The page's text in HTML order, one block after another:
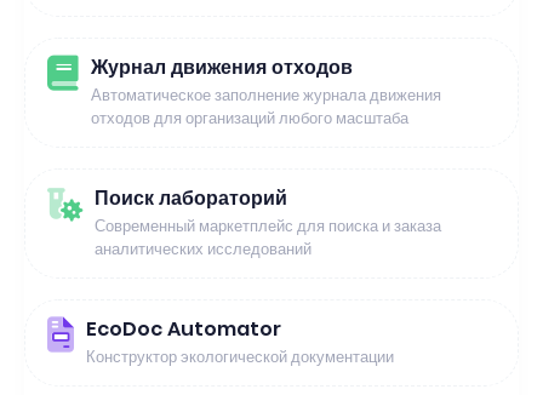
Журнал движения отходов
Автоматическое заполнение журнала движения
отходов для организаций любого масштаба
Поиск лабораторий
Современный маркетплейс для поиска и заказа
аналитических исследований
EcoDoc Automator
Конструктор экологической документации